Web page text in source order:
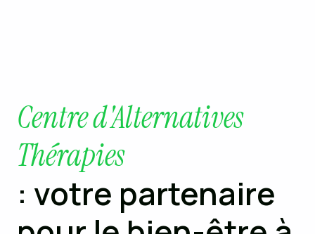
Centre d'Alternatives
Thérapies
: votre partenaire